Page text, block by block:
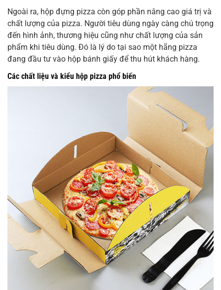
Ngoài ra, hộp đựng pizza còn góp phần nâng cao giá trị và
chất lượng của pizza. Người tiêu dùng ngày càng chú trọng
đến hình ảnh, thương hiệu cũng như chất lượng của sản
phẩm khi tiêu dùng. Đó là lý do tại sao một hãng pizza
đang đầu tư vào hộp bánh giấy để thu hút khách hàng.
Các chất liệu và kiểu hộp pizza phổ biến